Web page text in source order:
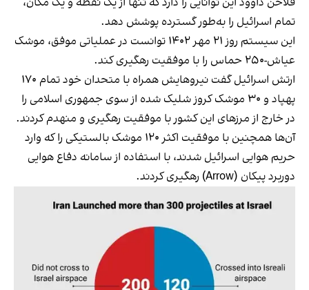
تمام اسرائیل را به‌طور گسترده پوشش دهد.
این سیستم روز ۲۱ مهر ۱۴۰۲ توانست در عملیاتی موفق، موشک
عیاش-۲۵۰ حماس را با موفقیت رهگیری کند.
ارتش اسرائیل گفت نیروهایش همراه با متحدان خود تمام ۱۷۰
پهپاد و ۳۰ موشک کروز شلیک شده از سوی جمهوری اسلامی را
در خارج از مرزهای این کشور با موفقیت رهگیری و منهدم کردند.
آن‌ها همچنین با موفقیت اکثر ۱۲۰ موشک بالستیکی را که وارد
حریم هوایی اسرائیل شدند، با استفاده از سامانه دفاع هوایی
دوربرد پیکان (Arrow) رهگیری کردند.